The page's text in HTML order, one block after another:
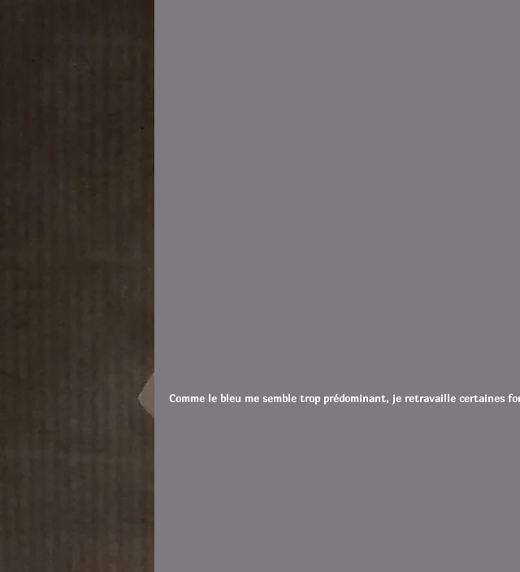
Comme le bleu me semble trop prédominant, je retravaille certaines